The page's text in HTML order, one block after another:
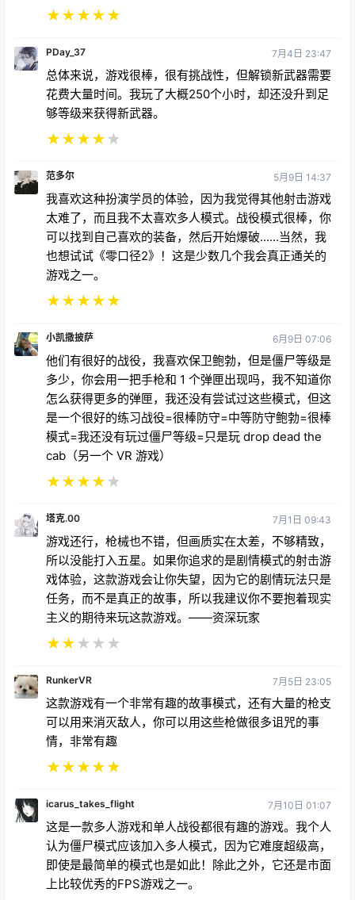
★★★★★
PDay_37 7月4日 23:47
总体来说，游戏很棒，很有挑战性，但解锁新武器需要
花费大量时间。我玩了大概250个小时，却还没升到足
够等级来获得新武器。
★★★★★
范多尔 5月9日 14:37
我喜欢这种扮演学员的体验，因为我觉得其他射击游戏
太难了，而且我不太喜欢多人模式。战役模式很棒，你
可以找到自己喜欢的装备，然后开始爆破……当然，我
也想试试《零口径2》！这是少数几个我会真正通关的
游戏之一。
★★★★★
小凯撒披萨 6月9日 07:06
他们有很好的战役，我喜欢保卫鲍勃，但是僵尸等级是
多少，你会用一把手枪和 1 个弹匣出现吗，我不知道你
怎么获得更多的弹匣，我还没有尝试过这些模式，但这
是一个很好的练习战役=很棒防守=中等防守鲍勃=很棒
模式=我还没有玩过僵尸等级=只是玩 drop dead the
cab（另一个 VR 游戏）
★★★★★
塔克.00 7月1日 09:43
游戏还行，枪械也不错，但画质实在太差，不够精致，
所以没能打入五星。如果你追求的是剧情模式的射击游
戏体验，这款游戏会让你失望，因为它的剧情玩法只是
任务，而不是真正的故事，所以我建议你不要抱着现实
主义的期待来玩这款游戏。——资深玩家
★★★ ★ ★
RunkerVR 7月5日 23:05
这款游戏有一个非常有趣的故事模式，还有大量的枪支
可以用来消灭敌人，你可以用这些枪做很多诅咒的事
情，非常有趣
★★★★★
icarus_takes_flight 7月10日 01:07
这是一款多人游戏和单人战役都很有趣的游戏。我个人
认为僵尸模式应该加入多人模式，因为它难度超级高，
即使是最简单的模式也是如此！除此之外，它还是市面
上比较优秀的FPS游戏之一。